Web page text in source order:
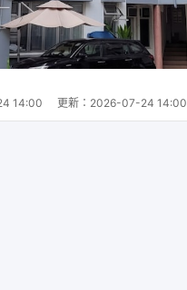
14:00 更新： 2026-07-24 14:00